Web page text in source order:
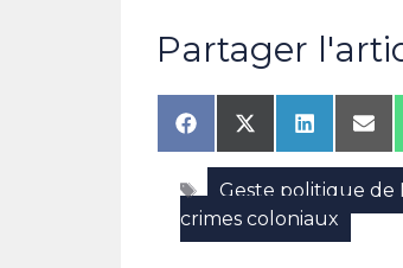
Partager
Share
on
Facebook
Share
on
X
(Twitter)
Share
on
LinkedIn
on
Étiquettes
Geste politique de
crimes coloniaux